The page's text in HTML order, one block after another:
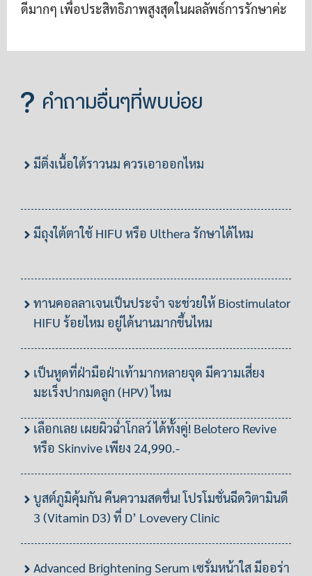
ดีมากๆ เพื่อประสิทธิภาพสูงสุดในผลลัพธ์การรักษาค่ะ
คำถามอื่นๆที่พบบ่อย
มีติ่งเนื้อใต้ราวนม ควรเอาออกไหม
มีถุงใต้ตาใช้ HIFU หรือ Ulthera รักษาได้ไหม
ทานคอลลาเจนเป็นประจำ จะช่วยให้ Biostimulator
HIFU ร้อยไหม อยู่ได้นานมากขึ้นไหม
เป็นหูดที่ฝ่ามือฝ่าเท้ามากหลายจุด มีความเสี่ยง
มะเร็งปากมดลูก (HPV) ไหม
เลือกเลย เผยผิวฉ่ำโกลว์ ได้ทั้งคู่! Belotero Revive
หรือ Skinvive เพียง 24,990.-
บูสต์ภูมิคุ้มกัน คืนความสดชื่น! โปรโมชั่นฉีดวิตามินดี
3 (Vitamin D3) ที่ D’ Lovevery Clinic
Advanced Brightening Serum เซรั่มหน้าใส มีออร่า